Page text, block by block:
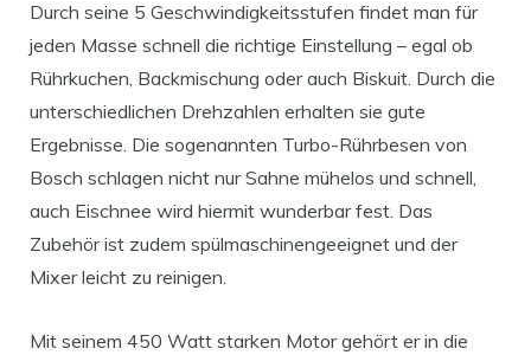
Durch seine 5 Geschwindigkeitsstufen findet man für
jeden Masse schnell die richtige Einstellung – egal ob
Rührkuchen, Backmischung oder auch Biskuit. Durch die
unterschiedlichen Drehzahlen erhalten sie gute
Ergebnisse. Die sogenannten Turbo-Rührbesen von
Bosch schlagen nicht nur Sahne mühelos und schnell,
auch Eischnee wird hiermit wunderbar fest. Das
Zubehör ist zudem spülmaschinengeeignet und der
Mixer leicht zu reinigen.
Mit seinem 450 Watt starken Motor gehört er in die